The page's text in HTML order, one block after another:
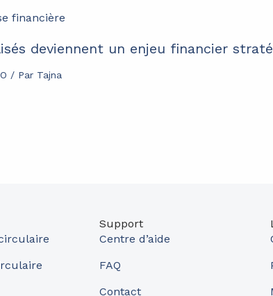
deviennent un enjeu financier
/ Par Tajna
Support
Centre d’aide
FAQ
Contact